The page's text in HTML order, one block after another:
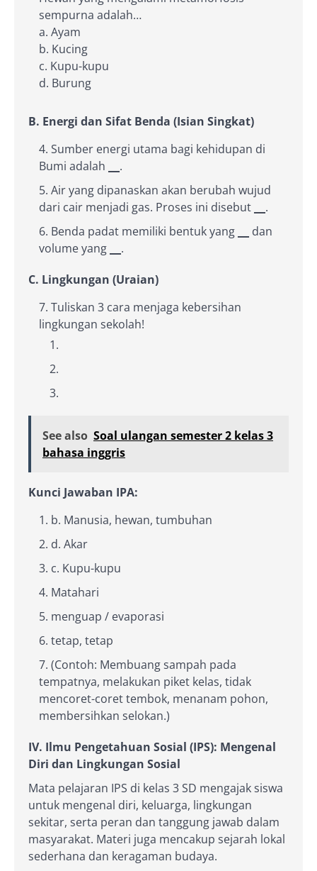
sempurna adalah…
a. Ayam
b. Kucing
c. Kupu-kupu
d. Burung
B. Energi dan Sifat Benda (Isian Singkat)
Sumber energi utama bagi kehidupan di
Bumi adalah
.
Air yang dipanaskan akan berubah wujud
dari cair menjadi gas. Proses ini disebut
.
Benda padat memiliki bentuk yang
dan
volume yang
.
C. Lingkungan (Uraian)
Tuliskan 3 cara menjaga kebersihan
lingkungan sekolah!
See also Soal ulangan semester 2 kelas 3
bahasa inggris
Kunci Jawaban IPA:
b. Manusia, hewan, tumbuhan
d. Akar
c. Kupu-kupu
Matahari
menguap / evaporasi
tetap, tetap
(Contoh: Membuang sampah pada
tempatnya, melakukan piket kelas, tidak
mencoret-coret tembok, menanam pohon,
membersihkan selokan.)
IV. Ilmu Pengetahuan Sosial (IPS): Mengenal
Diri dan Lingkungan Sosial
Mata pelajaran IPS di kelas 3 SD mengajak siswa
untuk mengenal diri, keluarga, lingkungan
sekitar, serta peran dan tanggung jawab dalam
masyarakat. Materi juga mencakup sejarah lokal
sederhana dan keragaman budaya.